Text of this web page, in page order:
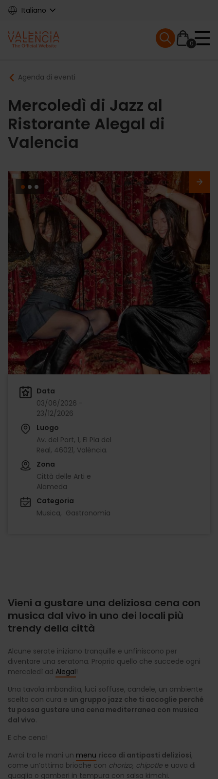
Skip
content
Italiano
Main
navigation
0
Mobile menu
Breadcrumb
Agenda di eventi
Mercoledì di Jazz al
Ristorante Alegal di
Valencia
Data
03/06/2026 -
23/12/2026
Luogo
Av. del Port, 1, El Pla del
Real, 46021, València.
Zona
Città delle Arti e
Alameda
Categoria
Musica
Gastronomia
Vieni a gustare una deliziosa cena con
musica dal vivo in uno dei locali più
trendy della città
Alcune serate iniziano tranquille e unfiniscono per
diventare una seratona. Proprio quello che succede ogni
mercoledì ad Alegal!
Una tavola imbandita, luci soffuse, candele, un ambiente
scelto con cura e un gruppo jazz che ti accoglie perché
tu possa gustare una cena mediterranea con musica
dal vivo.
E che cena!
Avrai tra le mani un menu ricco di antipasti deliziosi,
come un’ottima brioche con chorizo, chipotle e uova di
quaglia o gamberi in tempura con salsa kimchi.